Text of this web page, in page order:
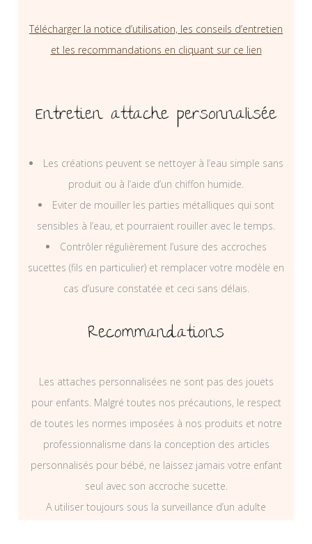
Télécharger la notice d’utilisation, les conseils d’entretien
et les recommandations en cliquant sur ce lien
Entretien attache personnalisée
Les créations peuvent se nettoyer à l’eau simple sans
produit ou à l’aide d’un chiffon humide.
Eviter de mouiller les parties métalliques qui sont
sensibles à l’eau, et pourraient rouiller avec le temps.
Contrôler régulièrement l’usure des accroches
sucettes (fils en particulier) et remplacer votre modèle en
cas d’usure constatée et ceci sans délais.
Recommandations
Les attaches personnalisées ne sont pas des jouets
pour enfants. Malgré toutes nos précautions, le respect
de toutes les normes imposées à nos produits et notre
professionnalisme dans la conception des articles
personnalisés pour bébé, ne laissez jamais votre enfant
seul avec son accroche sucette.
A utiliser toujours sous la surveillance d’un adulte